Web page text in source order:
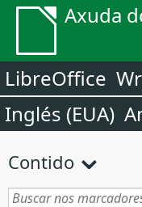
Axuda
LibreOffice
Inglés (EUA)
Contido